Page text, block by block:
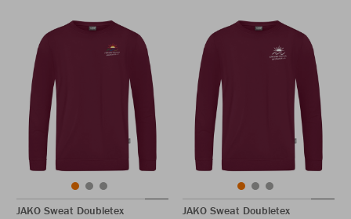
JAKO Sweat Doubletex
JAKO Sweat Doubletex